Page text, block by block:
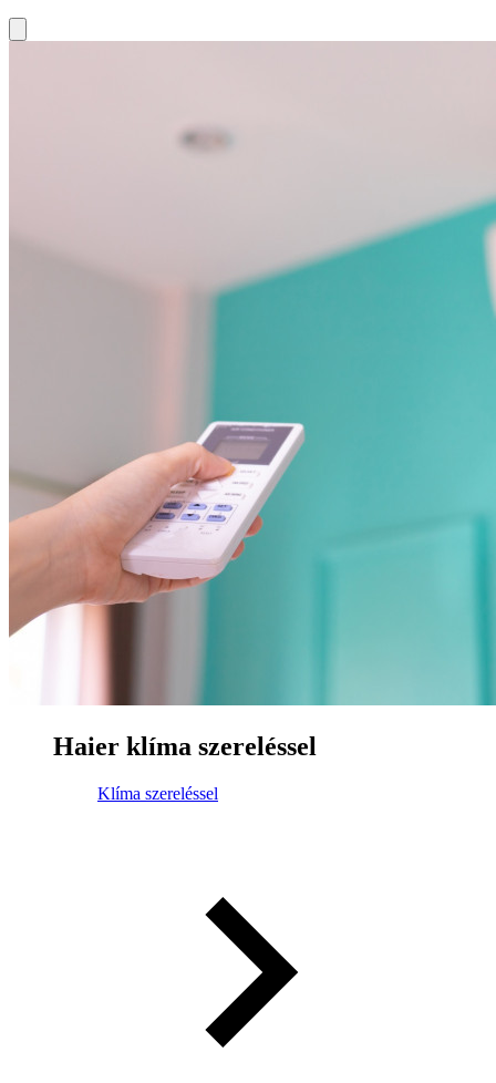
Haier klíma szereléssel
Klíma szereléssel